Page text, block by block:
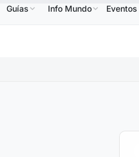
USDCUSDC 0,9995 US$↑0.00% XRPXRP
Guías Info Mundo Eventos